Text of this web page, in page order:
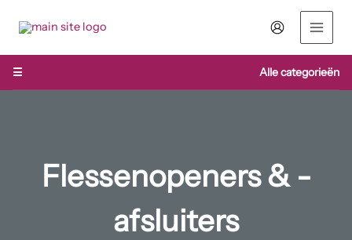
naar
inhoud
☰
Alle categorieën
Flessenopeners & -
afsluiters